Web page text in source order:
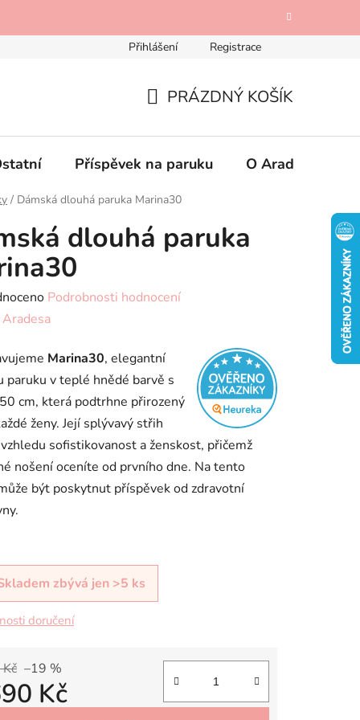
Odstoupení od kupní smlouvy Mimosoudní řešení
Přihlášení Registrace
KOŠÍK
PRÁZDNÝ KOŠÍK
Příspěvek na paruku O Aradese
/ Dámská dlouhá paruka Marina30
dlouhá paruka
Podrobnosti hodnocení
Aradesa
Marina30, elegantní
paruku v teplé hnědé barvě s
cm, která podtrhne přirozený
ženy. Její splývavý střih
sofistikovanost a ženskost, přičemž
nošení oceníte od prvního dne. Na tento
být poskytnut příspěvek od zdravotní
zbývá jen >5 ks
doručení
–19 %
Kč